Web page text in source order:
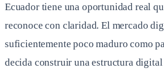
Ecuador tiene una oportunidad real
reconoce con claridad. El mercado
suficientemente poco maduro como
decida construir una estructura